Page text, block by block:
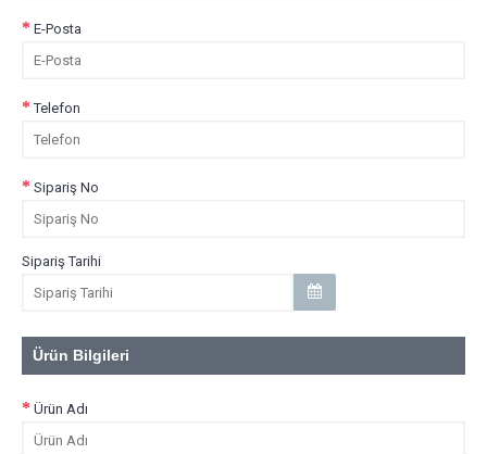
E-Posta
Telefon
Sipariş No
Sipariş Tarihi
Ürün Bilgileri
Ürün Adı